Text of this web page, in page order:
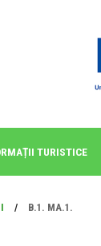
TURISTICE
/ B.1. MA.1.